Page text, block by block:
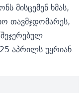
მისცემენ ხმას,
თავმჯდომარეს,
აპრილს უყრიან.